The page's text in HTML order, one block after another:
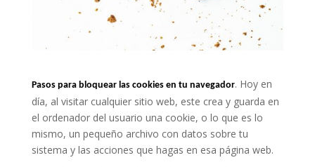
Pasos para bloquear las cookies en tu navegador. Hoy en
día, al visitar cualquier sitio web, este crea y guarda en
el ordenador del usuario una cookie, o lo que es lo
mismo, un pequeño archivo con datos sobre tu
sistema y las acciones que hagas en esa página web.